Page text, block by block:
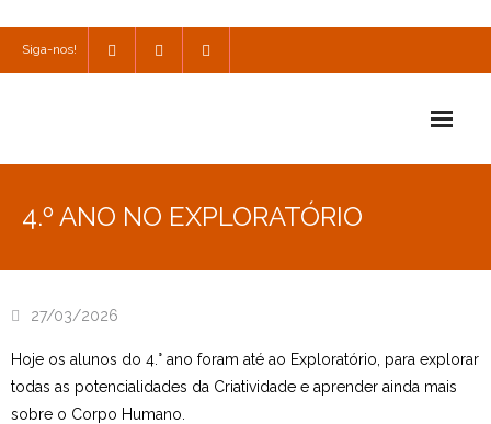
Siga-nos!
Consulta
4.º ANO NO EXPLORATÓRIO
27/03/2026
Hoje os alunos do 4.° ano foram até ao Exploratório, para explorar
todas as potencialidades da Criatividade e aprender ainda mais
sobre o Corpo Humano.